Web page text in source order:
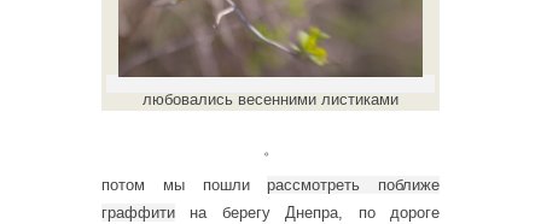
любовались весенними листиками
。
потом мы пошлирассмотреть поближе
граффити на берегу Днепра, по дороге